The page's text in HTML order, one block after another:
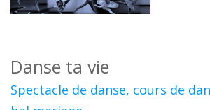
Danse ta vie
Spectacle de danse, cours de